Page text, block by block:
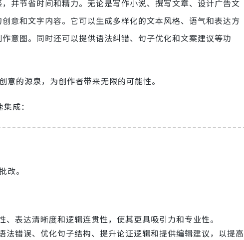
并节省时间和精力。无论是写作小说、撰写文章、设计广告文
意和文字内容。它可以生成多样化的文本风格、语气和表达方
意图。同时还可以提供语法纠错、句子优化和文案建议等功
的源泉，为创作者带来无限的可能性。
成：
改。
表达清晰度和逻辑连贯性，使其更具吸引力和专业性。
错误、优化句子结构、提升论证逻辑和提供编辑建议，以提高